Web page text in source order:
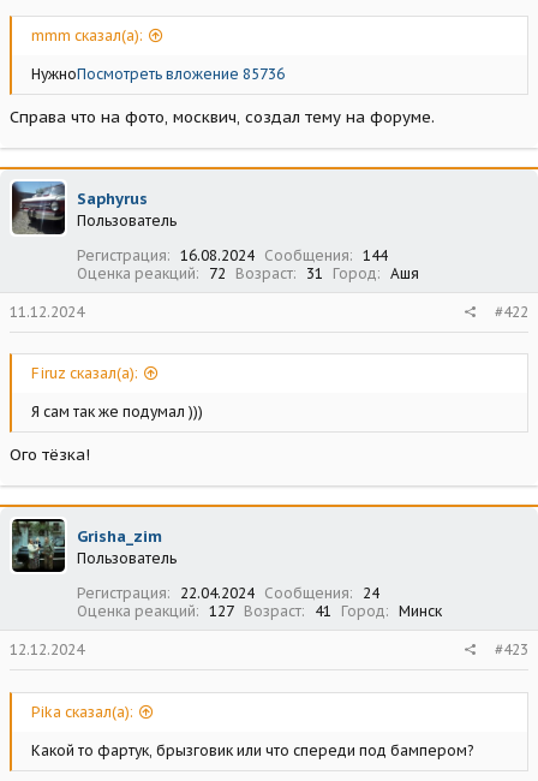
mmm сказал(а):
НужноПосмотреть вложение 85736
Справа что на фото, москвич, создал тему на форуме.
Saphyrus
Пользователь
Регистрация
16.08.2024 Сообщения
144
Оценка реакций
72 Возраст 31 Город Ашя
11.12.2024 #422
Firuz сказал(а):
Я сам так же подумал )))
Ого тёзка!
Grisha_zim
Пользователь
Регистрация
22.04.2024 Сообщения
24
Оценка реакций
127 Возраст 41 Город Минск
12.12.2024 #423
Pika сказал(а):
Какой то фартук, брызговик или что спереди под бампером?